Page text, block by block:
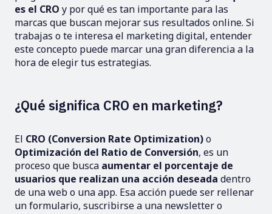
es el CRO y por qué es tan importante para las
marcas que buscan mejorar sus resultados online. Si
trabajas o te interesa el marketing digital, entender
este concepto puede marcar una gran diferencia a la
hora de elegir tus estrategias.
¿Qué significa CRO en marketing?
El CRO (Conversion Rate Optimization)o
Optimización del Ratio de Conversión, es un
proceso que busca aumentar el porcentaje de
usuarios que realizan una acción deseada dentro
de una web o una app. Esa acción puede ser rellenar
un formulario, suscribirse a una newsletter o